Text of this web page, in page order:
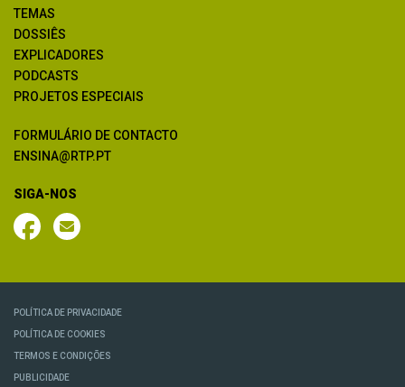
TEMAS
DOSSIÊS
EXPLICADORES
PODCASTS
PROJETOS ESPECIAIS
FORMULÁRIO DE CONTACTO
ENSINA@RTP.PT
SIGA-NOS
POLÍTICA DE PRIVACIDADE
POLÍTICA DE COOKIES
TERMOS E CONDIÇÕES
PUBLICIDADE